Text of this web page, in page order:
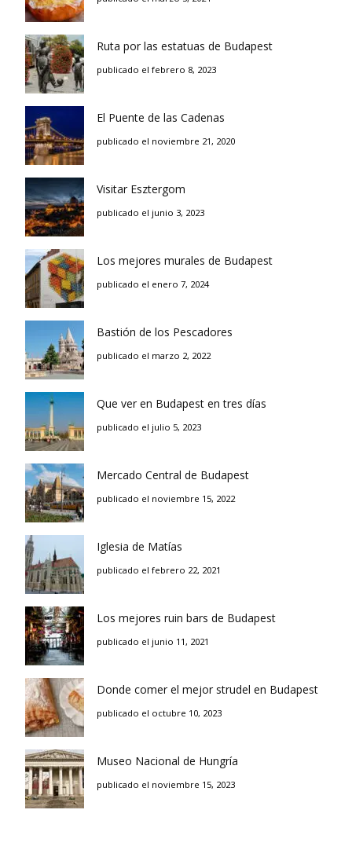
Ruta por las estatuas de Budapest
publicado el febrero 8, 2023
El Puente de las Cadenas
publicado el noviembre 21, 2020
Visitar Esztergom
publicado el junio 3, 2023
Los mejores murales de Budapest
publicado el enero 7, 2024
Bastión de los Pescadores
publicado el marzo 2, 2022
Que ver en Budapest en tres días
publicado el julio 5, 2023
Mercado Central de Budapest
publicado el noviembre 15, 2022
Iglesia de Matías
publicado el febrero 22, 2021
Los mejores ruin bars de Budapest
publicado el junio 11, 2021
Donde comer el mejor strudel en Budapest
publicado el octubre 10, 2023
Museo Nacional de Hungría
publicado el noviembre 15, 2023